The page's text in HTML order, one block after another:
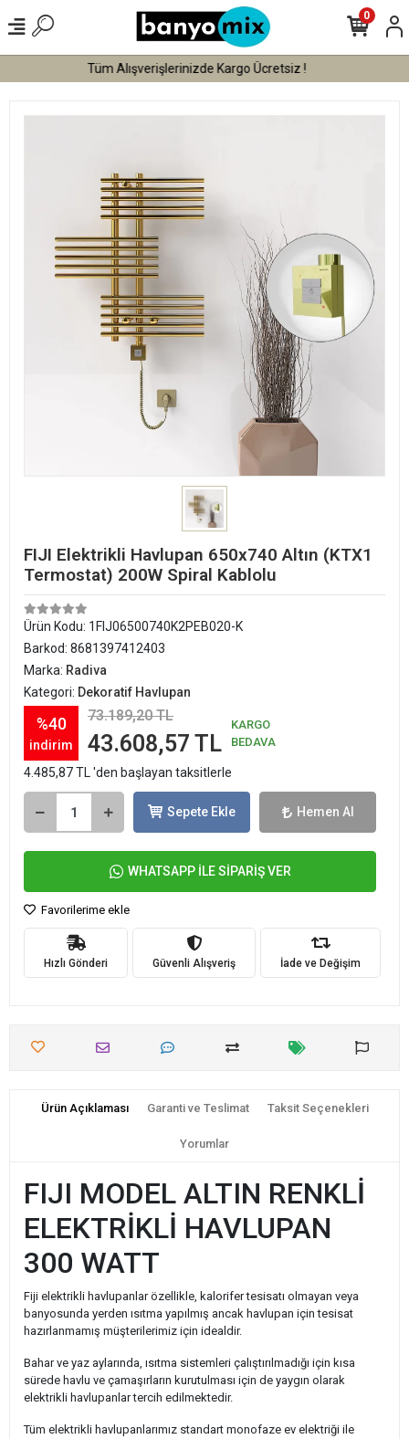
Tüm Alışverişlerinizde Vade Farksız 3 Taksit !
0
FIJI Elektrikli Havlupan 650x740 Altın (KTX1
Termostat) 200W Spiral Kablolu
Ürün Kodu: 1FIJ06500740K2PEB020-K
Barkod: 8681397412403
Marka: Radiva
Kategori: Dekoratif Havlupan
%40
indirim
73.189,20 TL
43.608,57 TL
KARGO
BEDAVA
4.485,87 TL 'den başlayan taksitlerle
Sepete Ekle Hemen Al
WHATSAPP İLE SİPARİŞ VER
Favorilerime ekle
Hızlı Gönderi Güvenli Alışveriş İade ve Değişim
Ürün Açıklaması Garanti ve Teslimat Taksit Seçenekleri
Yorumlar
FIJI MODEL ALTIN RENKLİ
ELEKTRİKLİ HAVLUPAN
300 WATT
Fiji elektrikli havlupanlar özellikle, kalorifer tesisatı olmayan veya
banyosunda yerden ısıtma yapılmış ancak havlupan için tesisat
hazırlanmamış müşterilerimiz için idealdir.
Bahar ve yaz aylarında, ısıtma sistemleri çalıştırılmadığı için kısa
sürede havlu ve çamaşırların kurutulması için de yaygın olarak
elektrikli havlupanlar tercih edilmektedir.
Tüm elektrikli havlupanlarımız standart monofaze ev elektriği ile